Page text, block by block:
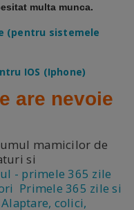
multa munca.
(pentru sistemele
IOS (Iphone)
are nevoie
mamicilor de
si
- primele 365 zile
Primele 365 zile si
colici,